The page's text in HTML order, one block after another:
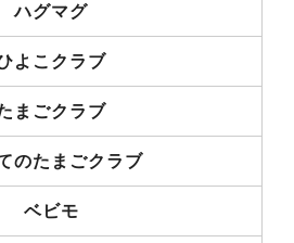
ハグマグ
よこクラブ
まごクラブ
のたまごクラブ
ベビモ